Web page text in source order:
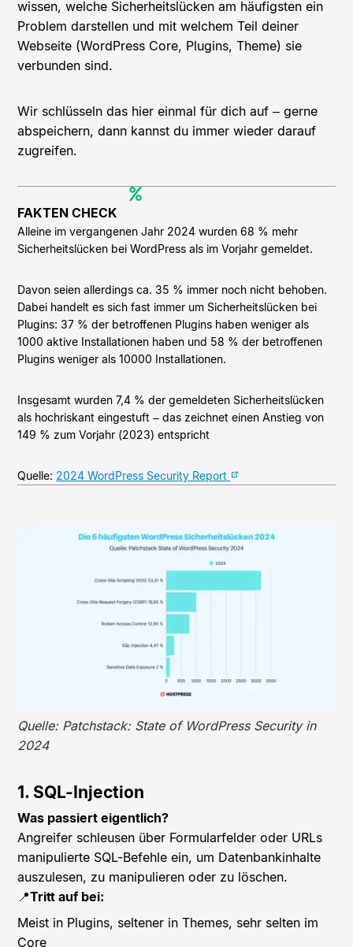
wissen, welche Sicherheitslücken am häufigsten ein
Problem darstellen und mit welchem Teil deiner
Webseite (WordPress Core, Plugins, Theme) sie
verbunden sind.
Wir schlüsseln das hier einmal für dich auf – gerne
abspeichern, dann kannst du immer wieder darauf
zugreifen.
FAKTEN CHECK
Alleine im vergangenen Jahr 2024 wurden 68 % mehr
Sicherheitslücken bei WordPress als im Vorjahr gemeldet.
Davon seien allerdings ca. 35 % immer noch nicht behoben.
Dabei handelt es sich fast immer um Sicherheitslücken bei
Plugins: 37 % der betroffenen Plugins haben weniger als
1000 aktive Installationen haben und 58 % der betroffenen
Plugins weniger als 10000 Installationen.
Insgesamt wurden 7,4 % der gemeldeten Sicherheitslücken
als hochriskant eingestuft – das zeichnet einen Anstieg von
149 % zum Vorjahr (2023) entspricht
Quelle: 2024 WordPress Security Report
Quelle: Patchstack: State of WordPress Security in
2024
1. SQL-Injection
Was passiert eigentlich?
Angreifer schleusen über Formularfelder oder URLs
manipulierte SQL-Befehle ein, um Datenbankinhalte
auszulesen, zu manipulieren oder zu löschen.
📍Tritt auf bei:
Meist in Plugins, seltener in Themes, sehr selten im
Core